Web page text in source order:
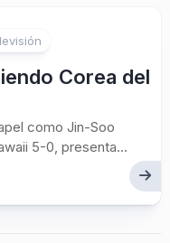
Corea del
como Jin-Soo
5-0, presenta...